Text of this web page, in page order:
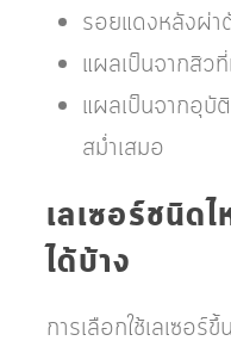
รอยแดงหลังผ่
แผลเป็นจากสิว
แผลเป็นจากอุบั
สม่ำเสมอ
เลเซอร์ชนิด
ได้บ้าง
การเลือกใช้เลเซอ